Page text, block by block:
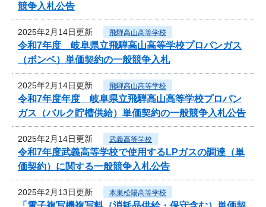
競争入札公告
2025年2月14日更新 飛騨高山高等学校
令和7年度 岐阜県立飛騨高山高等学校プロパンガス
（ボンベ）単価契約の一般競争入札
2025年2月14日更新 飛騨高山高等学校
令和7年度年度 岐阜県立飛騨高山高等学校プロパン
ガス（バルク貯槽供給）単価契約の一般競争入札公告
2025年2月14日更新 武義高等学校
令和7年度武義高等学校で使用するLPガスの調達（単
価契約）に関する一般競争入札公告
2025年2月13日更新 本巣松陽高等学校